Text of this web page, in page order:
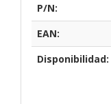
P/N:
EAN:
Disponibilidad: